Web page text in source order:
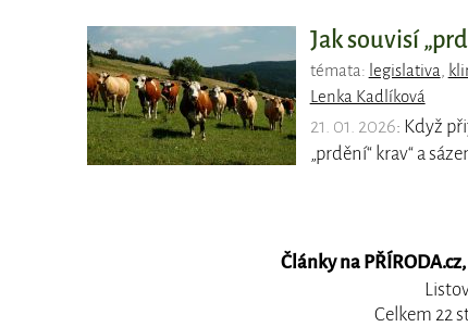
Jak souvisí
témata: legislativa
Lenka Kadlíková
21. 01. 2026: Když
„prdění“ krav“ a
Články na
Celkem 22